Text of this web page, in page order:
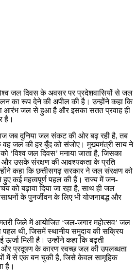
जल दिवस के अवसर पर प्रदेशवासियों से जल
का रूप देने की अपील की है। उन्होंने कहा कि
आरंभ जल से हुआ है और इसका सतत प्रवाह ही
है।
जब दुनिया जल संकट की ओर बढ़ रही है, तब
वह जल की हर बूँद को संजोए। मुख्यमंत्री साय ने
‘विश्व जल दिवस’ मनाया जाता है, जिसका
और उसके संरक्षण की आवश्यकता के प्रति
कहा कि छत्तीसगढ़ सरकार ने जल संरक्षण को
कई महत्वपूर्ण पहल की हैं। राज्य में जन-
को बढ़ावा दिया जा रहा है, साथ ही जल
के पुनर्जीवन के लिए भी योजनाबद्ध और
जिले में आयोजित ‘जल-जगार महोत्सव’ जल
थी, जिसमें स्थानीय समुदाय की सक्रिय
ऊर्जा मिली है। उन्होंने कहा कि बढ़ती
और प्रदूषण के कारण स्वच्छ जल की उपलब्धता
में से एक बन चुकी है, जिसे केवल सामूहिक
है।